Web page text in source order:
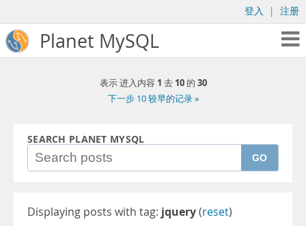
登入 | 注册
Planet MySQL
表示 进入内容 1 去 10的 30
下一步 10 较早的记录 »
SEARCH PLANET MYSQL
GO
Displaying posts with tag: jquery(reset)